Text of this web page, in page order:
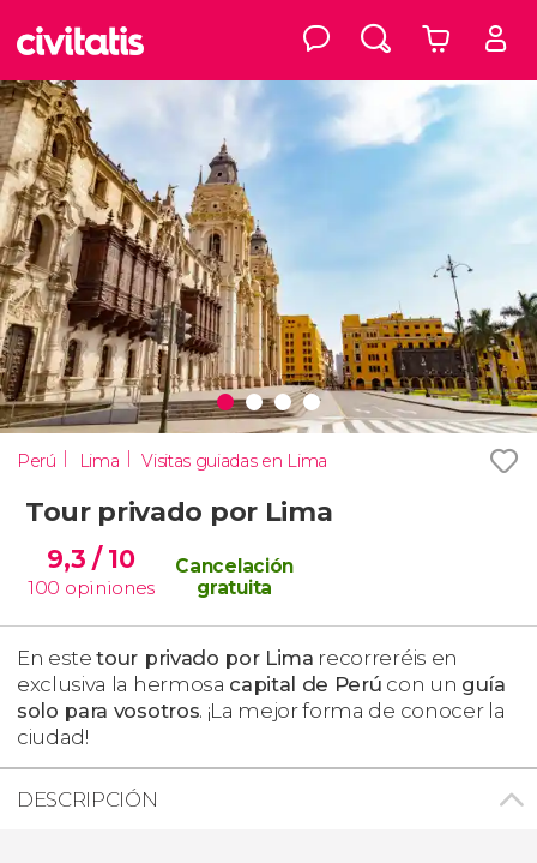
Perú Lima Visitas guiadas en Lima
Tour privado por Lima
9,3/ 10
100 opiniones
Cancelación
gratuita
En estetour privado por Lima recorreréis en
exclusiva la hermosa capital de Perú con un guía
solo para vosotros. ¡La mejor forma de conocer la
ciudad!
DESCRIPCIÓN